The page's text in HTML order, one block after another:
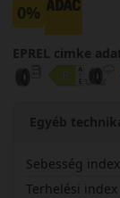
0%
EPREL cimke
Egyéb
Sebesség index
Terhelési index